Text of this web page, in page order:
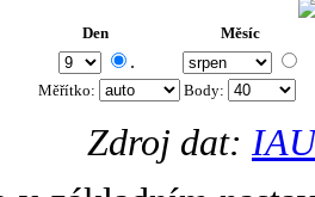
Den Měsíc
.
Měřítko: Body:
Zdroj dat: